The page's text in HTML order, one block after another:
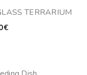
15.00€TERRARIUM
€